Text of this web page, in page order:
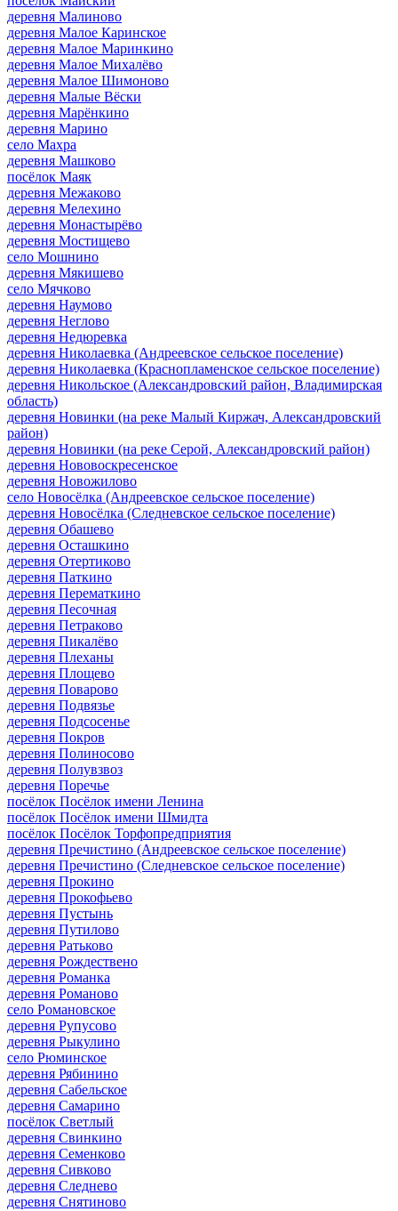
деревня Малиново
деревня Малое Каринское
деревня Малое Маринкино
деревня Малое Михалёво
деревня Малое Шимоново
деревня Малые Вёски
деревня Марёнкино
деревня Марино
село Махра
деревня Машково
посёлок Маяк
деревня Межаково
деревня Мелехино
деревня Монастырёво
деревня Мостищево
село Мошнино
деревня Мякишево
село Мячково
деревня Наумово
деревня Неглово
деревня Недюревка
деревня Николаевка (Андреевское сельское поселение)
деревня Николаевка (Краснопламенское сельское поселение)
деревня Никольское (Александровский район, Владимирская
область)
деревня Новинки (на реке Малый Киржач, Александровский
район)
деревня Новинки (на реке Серой, Александровский район)
деревня Нововоскресенское
деревня Новожилово
село Новосёлка (Андреевское сельское поселение)
деревня Новосёлка (Следневское сельское поселение)
деревня Обашево
деревня Осташкино
деревня Отертиково
деревня Паткино
деревня Перематкино
деревня Песочная
деревня Петраково
деревня Пикалёво
деревня Плеханы
деревня Площево
деревня Поварово
деревня Подвязье
деревня Подсосенье
деревня Покров
деревня Полиносово
деревня Полувзвоз
деревня Поречье
посёлок Посёлок имени Ленина
посёлок Посёлок имени Шмидта
посёлок Посёлок Торфопредприятия
деревня Пречистино (Андреевское сельское поселение)
деревня Пречистино (Следневское сельское поселение)
деревня Прокино
деревня Прокофьево
деревня Пустынь
деревня Путилово
деревня Ратьково
деревня Рождествено
деревня Романка
деревня Романово
село Романовское
деревня Рупусово
деревня Рыкулино
село Рюминское
деревня Рябинино
деревня Сабельское
деревня Самарино
посёлок Светлый
деревня Свинкино
деревня Семенково
деревня Сивково
деревня Следнево
деревня Снятиново